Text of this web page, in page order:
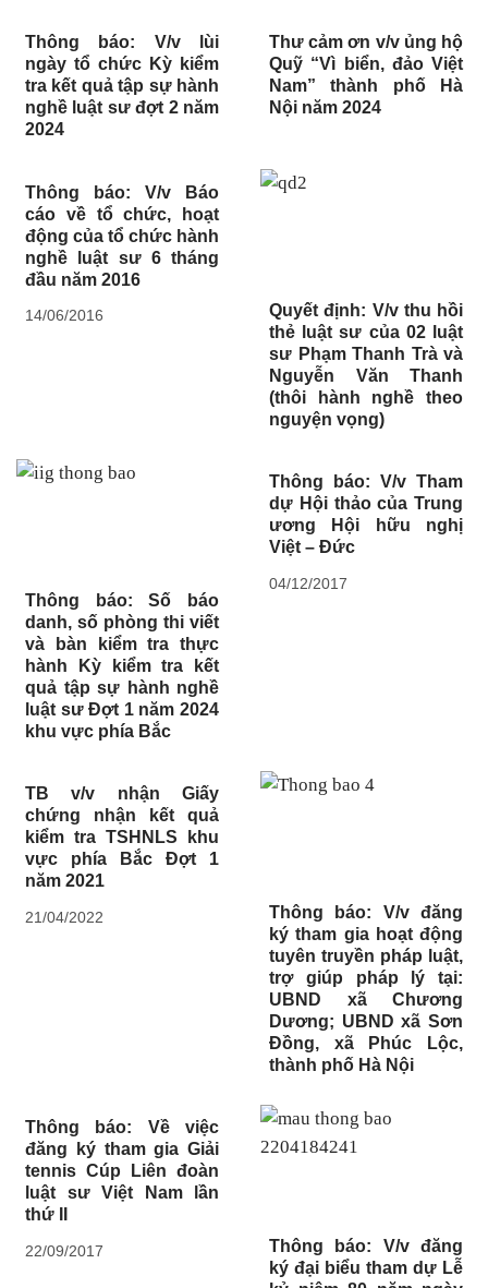
Thông báo: V/v lùi
ngày tổ chức Kỳ kiểm
tra kết quả tập sự hành
nghề luật sư đợt 2 năm
2024
Thư cảm ơn v/v ủng hộ
Quỹ “Vì biển, đảo Việt
Nam” thành phố Hà
Nội năm 2024
Thông báo: V/v Báo
cáo về tổ chức, hoạt
động của tổ chức hành
nghề luật sư 6 tháng
đầu năm 2016
14/06/2016
Quyết định: V/v thu hồi
thẻ luật sư của 02 luật
sư Phạm Thanh Trà và
Nguyễn Văn Thanh
(thôi hành nghề theo
nguyện vọng)
Thông báo: Số báo
danh, số phòng thi viết
và bàn kiểm tra thực
hành Kỳ kiểm tra kết
quả tập sự hành nghề
luật sư Đợt 1 năm 2024
khu vực phía Bắc
Thông báo: V/v Tham
dự Hội thảo của Trung
ương Hội hữu nghị
Việt – Đức
04/12/2017
TB v/v nhận Giấy
chứng nhận kết quả
kiểm tra TSHNLS khu
vực phía Bắc Đợt 1
năm 2021
21/04/2022
Thông báo: V/v đăng
ký tham gia hoạt động
tuyên truyền pháp luật,
trợ giúp pháp lý tại:
UBND xã Chương
Dương; UBND xã Sơn
Đồng, xã Phúc Lộc,
thành phố Hà Nội
Thông báo: Về việc
đăng ký tham gia Giải
tennis Cúp Liên đoàn
luật sư Việt Nam lần
thứ II
22/09/2017
Thông báo: V/v đăng
ký đại biểu tham dự Lễ